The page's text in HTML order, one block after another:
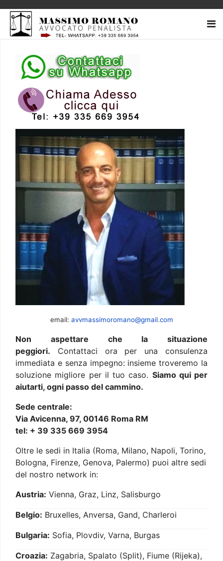
email: avvmassimoromano@gmail.com
Non aspettare che la situazione
peggiori. Contattaci ora per una consulenza
immediata e senza impegno: insieme troveremo la
soluzione migliore per il tuo caso. Siamo qui per
aiutarti, ogni passo del cammino.
Sede centrale:
Via Avicenna, 97, 00146 Roma RM
tel: + 39 335 669 3954
Oltre le sedi in Italia (Roma, Milano, Napoli, Torino,
Bologna, Firenze, Genova, Palermo) puoi altre sedi
del nostro network in:
Austria: Vienna, Graz, Linz, Salisburgo
Belgio: Bruxelles, Anversa, Gand, Charleroi
Bulgaria: Sofia, Plovdiv, Varna, Burgas
Croazia: Zagabria, Spalato (Split), Fiume (Rijeka),